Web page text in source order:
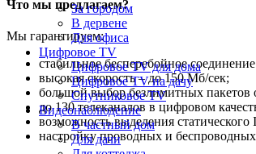
За городом
В дервене
Для офиса
Цифровое TV
Цифровое TV для дома
Цифровое TV на дачу
Спутниковое TV
Видеонаблюдение
В частный дом
Для дачи
Что мы предлагаем?
Мы гарантируем:
стабильное бесперебойное
высокая скорость – до 150 Мб/сек;
большой выбор безлимитных пакетов
до 130 телеканалов в цифровом
возможность выделения статического
настройку проводных и